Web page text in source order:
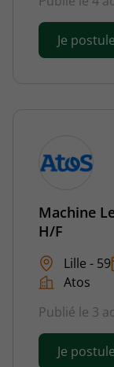
Je postule
Machine
H/F
Lille - 59
Atos
Publié le 3
Je postule